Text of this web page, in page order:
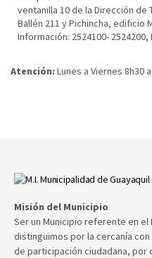
ventanilla 10 de la Dirección de
Ballén 211 y Pichincha, edificio
Información: 2524100- 2524200,
Atención: Lunes a Viernes 8h30
Misión del Municipio
Ser un Municipio referente en el
distinguimos por la cercanía
de participación ciudadana, por